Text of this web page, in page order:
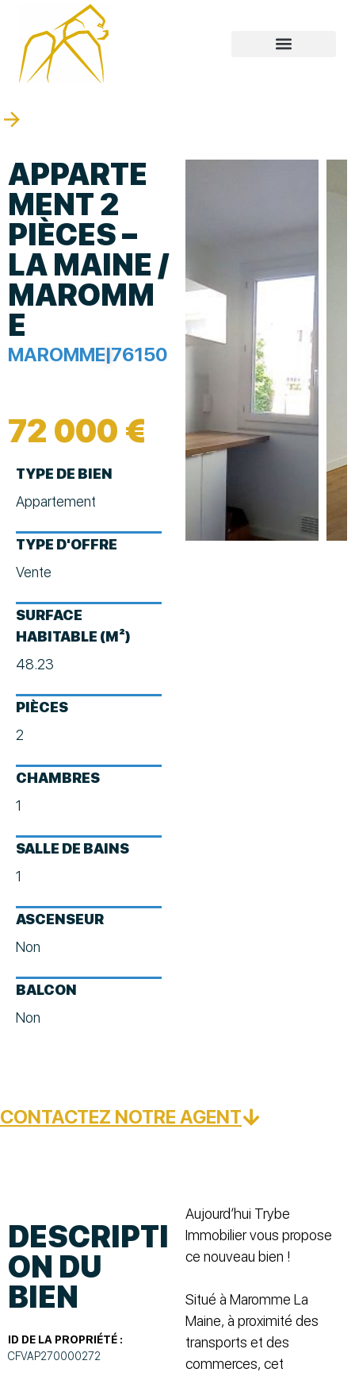
APPARTE
MENT 2
PIÈCES –
LA MAINE /
MAROMM
E
MAROMME|76150
72 000 €
TYPE DE BIEN
Appartement
TYPE D'OFFRE
Vente
SURFACE
HABITABLE (M²)
48.23
PIÈCES
2
CHAMBRES
1
SALLE DE BAINS
1
ASCENSEUR
Non
BALCON
Non
CONTACTEZ NOTRE AGENT
DESCRIPTI
ON DU
BIEN
ID DE LA PROPRIÉTÉ :
CFVAP270000272
Aujourd’hui Trybe
Immobilier vous propose
ce nouveau bien !
Situé à Maromme La
Maine, à proximité des
transports et des
commerces, cet